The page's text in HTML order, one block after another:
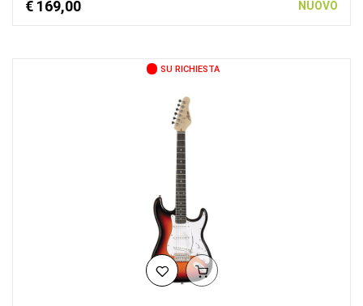
€ 169,00 NUOVO
SU RICHIESTA